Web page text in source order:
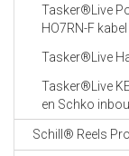
Tasker®Live
HO7RN-F kabel
Tasker®Live
Tasker®Live
en Schko
Schill® Reels